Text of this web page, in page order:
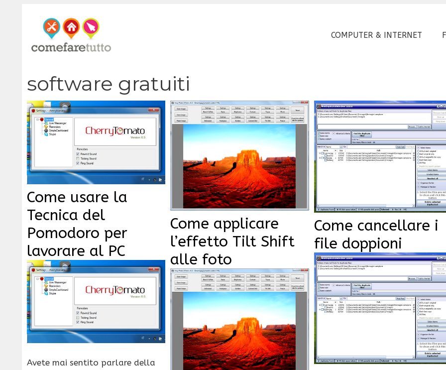
COMPUTER & INTERNET
software gratuiti
Come usare la
Tecnica del
Pomodoro per
lavorare al PC
Avete mai sentito parlare della
Come applicare
l’effetto Tilt Shift
alle foto
Come cancellare i
file doppioni